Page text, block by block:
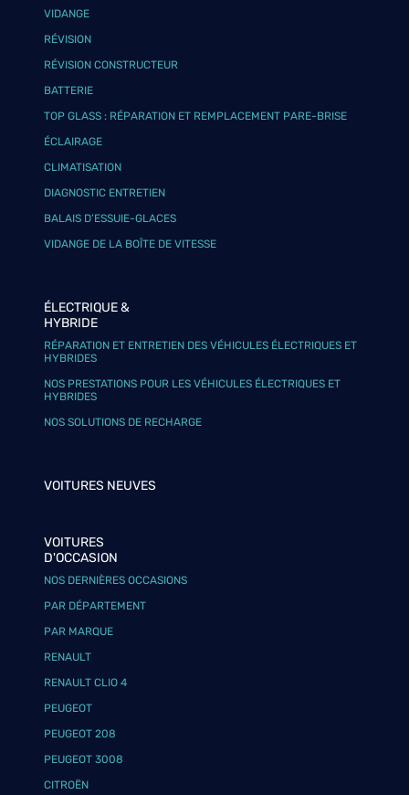
VIDANGE
RÉVISION
RÉVISION CONSTRUCTEUR
BATTERIE
TOP GLASS : RÉPARATION ET REMPLACEMENT PARE-BRISE
ÉCLAIRAGE
CLIMATISATION
DIAGNOSTIC ENTRETIEN
BALAIS D’ESSUIE-GLACES
VIDANGE DE LA BOÎTE DE VITESSE
ÉLECTRIQUE &
HYBRIDE
RÉPARATION ET ENTRETIEN DES VÉHICULES ÉLECTRIQUES ET
HYBRIDES
NOS PRESTATIONS POUR LES VÉHICULES ÉLECTRIQUES ET
HYBRIDES
NOS SOLUTIONS DE RECHARGE
VOITURES NEUVES
VOITURES
D'OCCASION
NOS DERNIÈRES OCCASIONS
PAR DÉPARTEMENT
PAR MARQUE
RENAULT
RENAULT CLIO 4
PEUGEOT
PEUGEOT 208
PEUGEOT 3008
CITROËN